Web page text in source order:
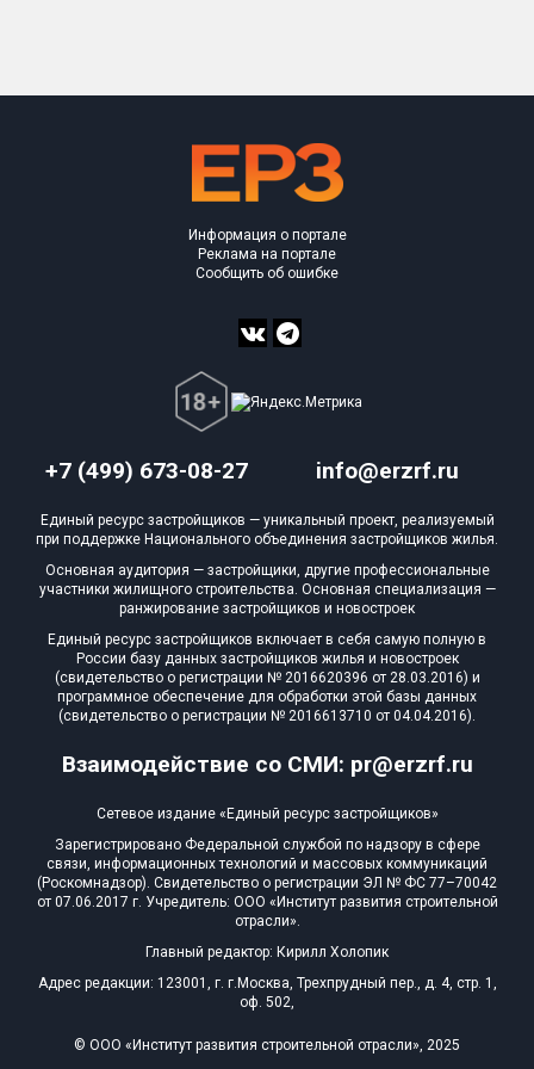
с продажами
Рейтинг ЕРЗ
Многоквартирных домов
Блокированных домов
Домов с апартаментами
10 из 258
Многоквартирных домов
0 из 2
Квартир, апартаментов,
блоков в БД
852 из 56 039
+7 (499) 673-08-27 info@erzrf.ru
Взаимодействие со СМИ: pr@erzrf.ru
Информация о портале
Реклама на портале
Сообщить об ошибке
Единый ресурс застройщиков — уникальный проект, реализуемый
при поддержке Национального объединения застройщиков жилья.
Основная аудитория — застройщики, другие профессиональные
участники жилищного строительства. Основная специализация —
ранжирование застройщиков и новостроек
Единый ресурс застройщиков включает в себя самую полную в
России базу данных застройщиков жилья и новостроек
(свидетельство о регистрации № 2016620396 от 28.03.2016) и
программное обеспечение для обработки этой базы данных
(свидетельство о регистрации № 2016613710 от 04.04.2016).
Сетевое издание «Единый ресурс застройщиков»
Зарегистрировано Федеральной службой по надзору в сфере
связи, информационных технологий и массовых коммуникаций
(Роскомнадзор). Свидетельство о регистрации ЭЛ № ФС 77–70042
от 07.06.2017 г. Учредитель: ООО «Институт развития строительной
отрасли».
Главный редактор: Кирилл Холопик
Адрес редакции: 123001, г. г.Москва, Трехпрудный пер., д. 4, стр. 1,
оф. 502,
© ООО «Институт развития строительной отрасли», 2025